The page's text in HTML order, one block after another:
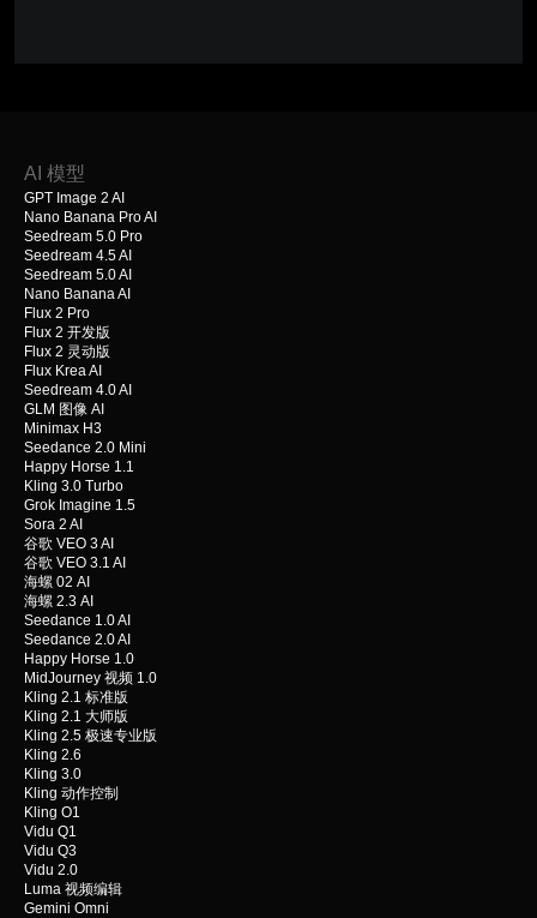
AI 模型
GPT Image 2 AI
Nano Banana Pro AI
Seedream 5.0 Pro
Seedream 4.5 AI
Seedream 5.0 AI
Nano Banana AI
Flux 2 Pro
Flux 2 开发版
Flux 2 灵动版
Flux Krea AI
Seedream 4.0 AI
GLM 图像 AI
Minimax H3
Seedance 2.0 Mini
Happy Horse 1.1
Kling 3.0 Turbo
Grok Imagine 1.5
Sora 2 AI
谷歌 VEO 3 AI
谷歌 VEO 3.1 AI
海螺 02 AI
海螺 2.3 AI
Seedance 1.0 AI
Seedance 2.0 AI
Happy Horse 1.0
MidJourney 视频 1.0
Kling 2.1 标准版
Kling 2.1 大师版
Kling 2.5 极速专业版
Kling 2.6
Kling 3.0
Kling 动作控制
Kling O1
Vidu Q1
Vidu Q3
Vidu 2.0
Luma 视频编辑
Gemini Omni